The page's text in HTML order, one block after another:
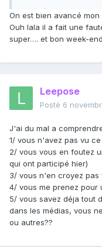
On est bien avancé
Ouh lala il a fait une
super…. et bon week-
Leepose
Posté 6
J'ai du mal a
1/ vous n'avez pas vu
2/ vous vous en foutez
qui ont participé hier)
3/ vous n'en croyez pas
4/ vous me prenez pour
5/ vous savez déja tout
dans les médias, vous
ou autres??